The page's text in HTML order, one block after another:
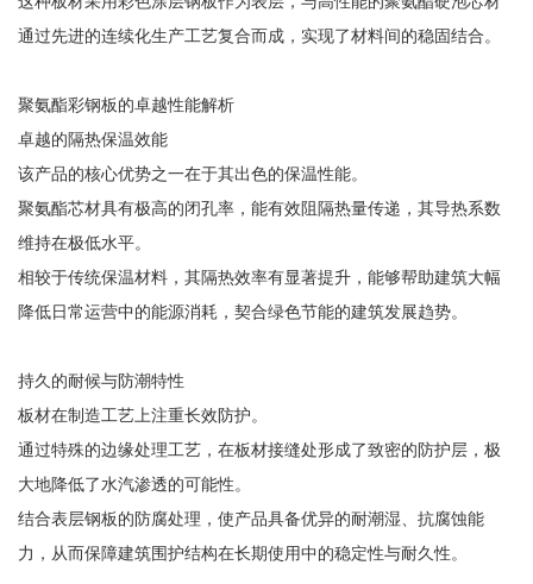
通过先进的连续化生产工艺复合而成，实现了材料间的稳固结合。
聚氨酯彩钢板的卓越性能解析
卓越的隔热保温效能
该产品的核心优势之一在于其出色的保温性能。
聚氨酯芯材具有极高的闭孔率，能有效阻隔热量传递，其导热系数
维持在极低水平。
相较于传统保温材料，其隔热效率有显著提升，能够帮助建筑大幅
降低日常运营中的能源消耗，契合绿色节能的建筑发展趋势。
持久的耐候与防潮特性
板材在制造工艺上注重长效防护。
通过特殊的边缘处理工艺，在板材接缝处形成了致密的防护层，极
大地降低了水汽渗透的可能性。
结合表层钢板的防腐处理，使产品具备优异的耐潮湿、抗腐蚀能
力，从而保障建筑围护结构在长期使用中的稳定性与耐久性。